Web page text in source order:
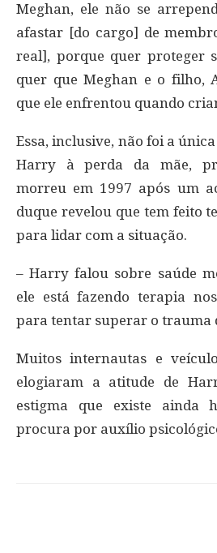
Meghan, ele não se
afastar [do cargo] de
real], porque quer proteger
quer que Meghan e o filho,
que ele enfrentou quando
Essa, inclusive, não foi a
Harry à perda da mãe,
morreu em 1997 após um
duque revelou que tem feito
para lidar com a situação.
– Harry falou sobre saúde
ele está fazendo terapia
para tentar superar o trauma
Muitos internautas e
elogiaram a atitude de
estigma que existe ainda
procura por auxílio